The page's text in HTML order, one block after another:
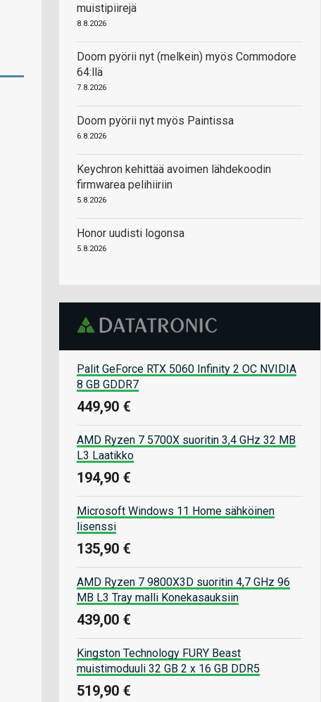
muistipiirejä
8.8.2026
Doom pyörii nyt (melkein) myös Commodore
64:llä
7.8.2026
Doom pyörii nyt myös Paintissa
6.8.2026
Keychron kehittää avoimen lähdekoodin
firmwarea pelihiiriin
5.8.2026
Honor uudisti logonsa
5.8.2026
Palit GeForce RTX 5060 Infinity 2 OC NVIDIA
8 GB GDDR7
449,90 €
AMD Ryzen 7 5700X suoritin 3,4 GHz 32 MB
L3 Laatikko
194,90 €
Microsoft Windows 11 Home sähköinen
lisenssi
135,90 €
AMD Ryzen 7 9800X3D suoritin 4,7 GHz 96
MB L3 Tray malli Konekasauksiin
439,00 €
Kingston Technology FURY Beast
muistimoduuli 32 GB 2 x 16 GB DDR5
519,90 €